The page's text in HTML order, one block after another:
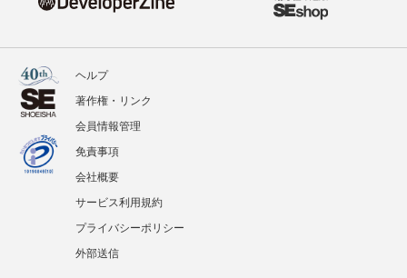
ヘルプ
著作権・リンク
会員情報管理
免責事項
会社概要
サービス利用規約
プライバシーポリシー
外部送信